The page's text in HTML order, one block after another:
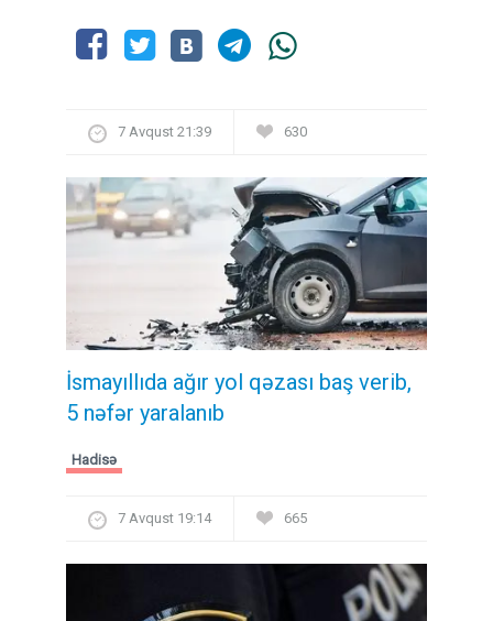
7 Avqust 21:39 630
İsmayıllıda ağır yol qəzası baş verib,
5 nəfər yaralanıb
Hadisə
7 Avqust 19:14 665